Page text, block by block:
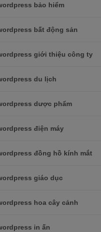
bảo hiểm
bất động sản
giới thiệu công ty
du lịch
dược phẩm
điện máy
đồng hồ kính mắt
giáo dục
hoa cây cảnh
in ấn